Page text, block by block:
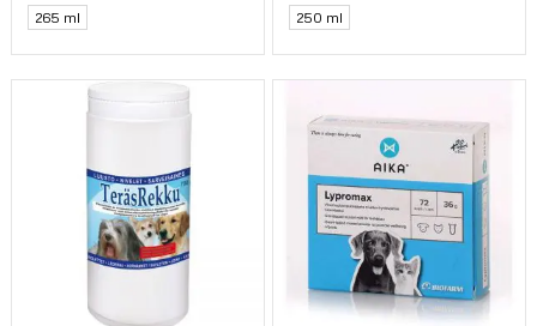
265 ml 250 ml